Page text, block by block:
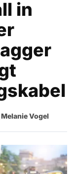
in
Melanie Vogel